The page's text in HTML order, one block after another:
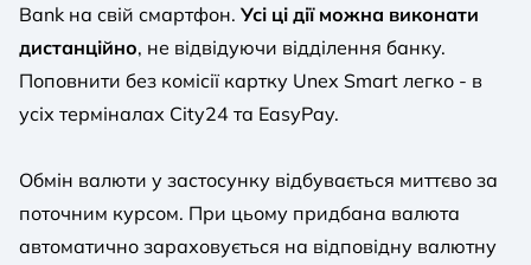
Bank на свій смартфон. Усі ці дії можна виконати
дистанційно, не відвідуючи відділення банку.
Поповнити без комісії картку Unex Smart легко - в
усіх терміналах City24 та EasyPay.
Обмін валюти у застосунку відбувається миттєво за
поточним курсом. При цьому придбана валюта
автоматично зараховується на відповідну валютну